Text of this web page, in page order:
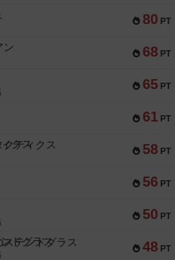
80 PT
68 PT
ン
65 PT
61 PT
58 PT
ティクス
56 PT
50 PT
48 PT
テンドグラス